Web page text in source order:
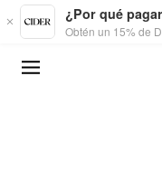
Skip to main content
¿Por qué
Obtén un 15% de